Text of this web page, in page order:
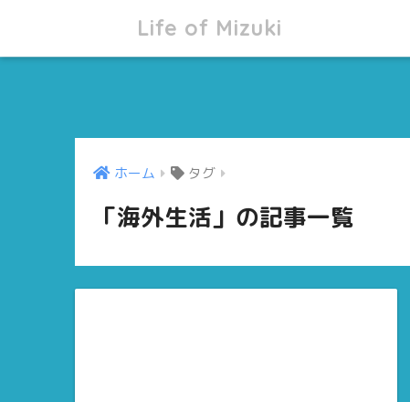
Life of Mizuki
ホーム タグ
「海外生活」の記事一覧